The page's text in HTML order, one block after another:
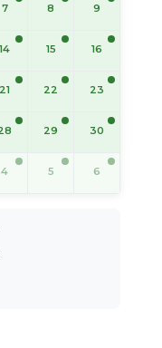
7 8 9
14 15 16
21 22 23
29 30
4 5 6